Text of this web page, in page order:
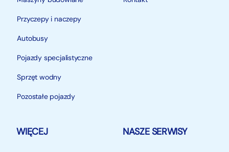
Przyczepy i naczepy
Autobusy
Pojazdy specjalistyczne
Sprzęt wodny
Pozostałe pojazdy
WIĘCEJ NASZE SERWISY